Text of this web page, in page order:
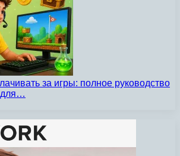
за игры: полное руководство
для…